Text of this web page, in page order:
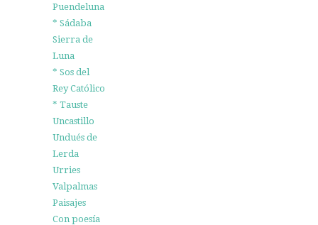
Puendeluna
* Sádaba
Sierra de
Luna
* Sos del
Rey Católico
* Tauste
Uncastillo
Undués de
Lerda
Urries
Valpalmas
Paisajes
Con poesía